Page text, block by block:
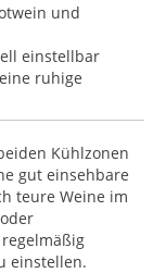
und
einstellbar
ruhige
Kühlzonen
gut einsehbare
teure Weine im
einstellen.